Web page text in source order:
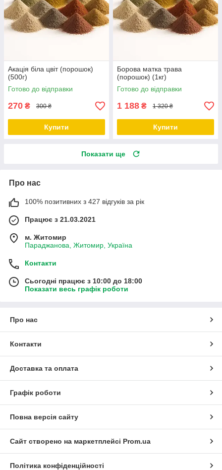
Акація біла цвіт (порошок)
(500г)
Готово до відправки
270 ₴ 300 ₴
Купити
Борова матка трава
(порошок) (1кг)
Готово до відправки
1 188 ₴ 1 320 ₴
Купити
Показати ще
Про нас
100% позитивних з 427 відгуків за рік
Працює з 21.03.2021
м. Житомир
Параджанова, Житомир, Україна
Контакти
Сьогодні працює з 10:00 до 18:00
Показати весь графік роботи
Про нас
Контакти
Доставка та оплата
Графік роботи
Повна версія сайту
Сайт створено на маркетплейсі Prom.ua
Політика конфіденційності